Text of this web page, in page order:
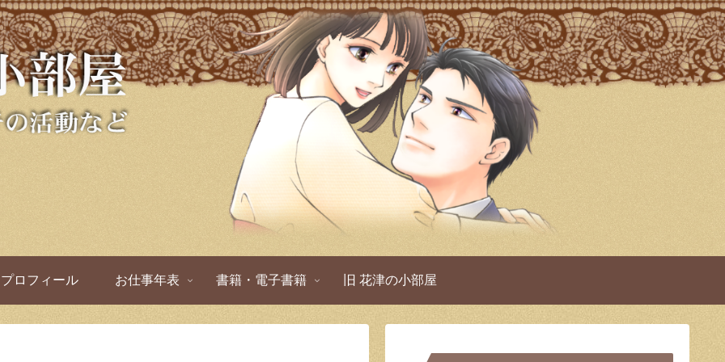
プロフィール お仕事年表 書籍・電子書籍 旧 花津の小部屋